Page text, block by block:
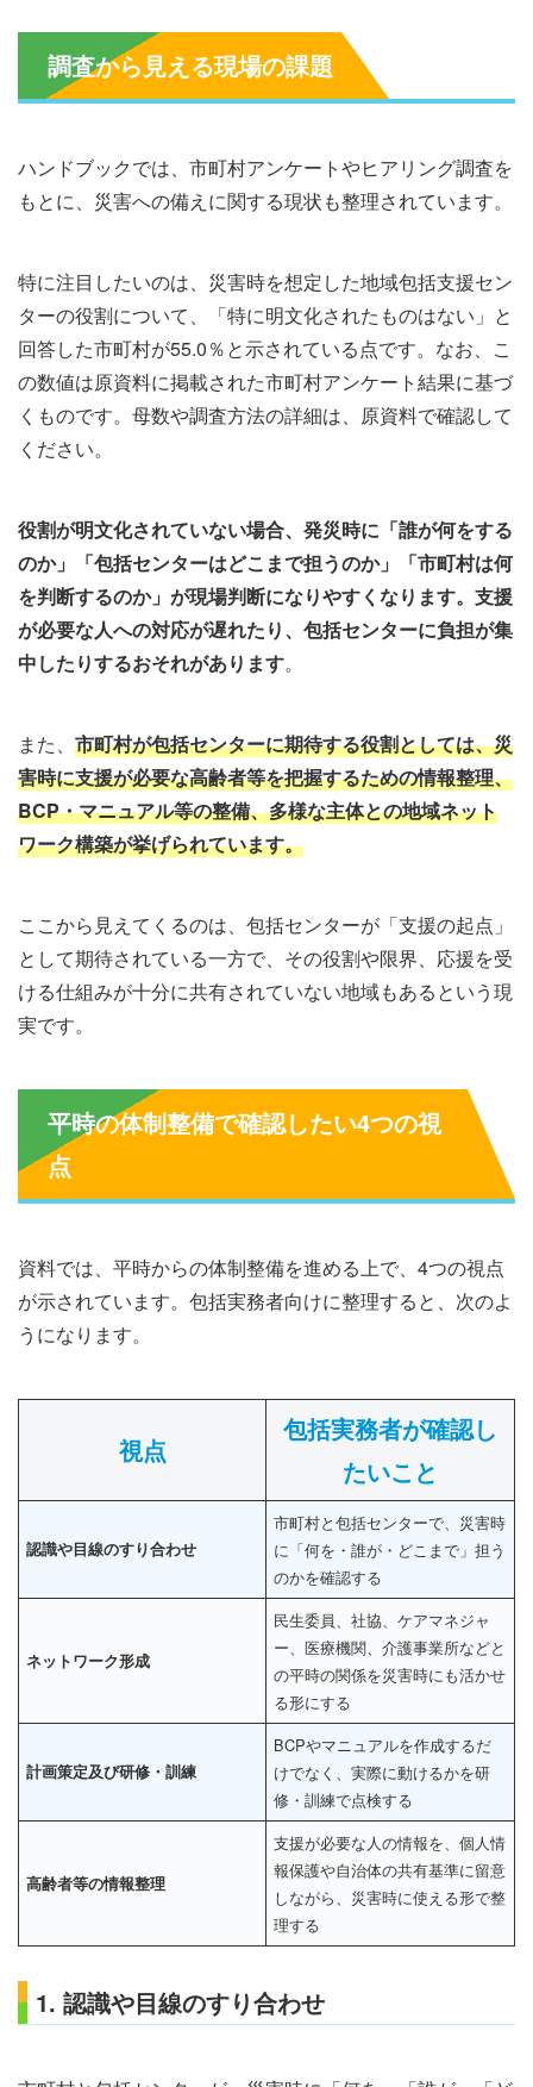
調査から見える現場の課題
ハンドブックでは、市町村アンケートやヒアリング調査を
もとに、災害への備えに関する現状も整理されています。
特に注目したいのは、災害時を想定した地域包括支援セン
ターの役割について、「特に明文化されたものはない」と
回答した市町村が55.0％と示されている点です。なお、こ
の数値は原資料に掲載された市町村アンケート結果に基づ
くものです。母数や調査方法の詳細は、原資料で確認して
ください。
役割が明文化されていない場合、発災時に「誰が何をする
のか」「包括センターはどこまで担うのか」「市町村は何
を判断するのか」が現場判断になりやすくなります。支援
が必要な人への対応が遅れたり、包括センターに負担が集
中したりするおそれがあります。
また、 市町村が包括センターに期待する役割としては、災
害時に支援が必要な高齢者等を把握するための情報整理、
BCP・マニュアル等の整備、多様な主体との地域ネット
ワーク構築が挙げられています。
ここから見えてくるのは、包括センターが「支援の起点」
として期待されている一方で、その役割や限界、応援を受
ける仕組みが十分に共有されていない地域もあるという現
実です。
平時の体制整備で確認したい4つの視
点
資料では、平時からの体制整備を進める上で、4つの視点
が示されています。包括実務者向けに整理すると、次のよ
うになります。
視点
包括実務者が確認し
たいこと
認識や目線のすり合わせ
市町村と包括センターで、災害時
に「何を・誰が・どこまで」担う
のかを確認する
ネットワーク形成
民生委員、社協、ケアマネジャ
ー、医療機関、介護事業所などと
の平時の関係を災害時にも活かせ
る形にする
計画策定及び研修・訓練
BCPやマニュアルを作成するだ
けでなく、実際に動けるかを研
修・訓練で点検する
高齢者等の情報整理
支援が必要な人の情報を、個人情
報保護や自治体の共有基準に留意
しながら、災害時に使える形で整
理する
1. 認識や目線のすり合わせ